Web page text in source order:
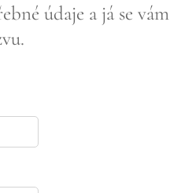
údaje a já se vám